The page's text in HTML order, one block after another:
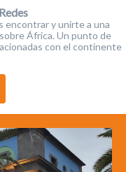
encontrar y unirte a una
África. Un punto de
con el continente